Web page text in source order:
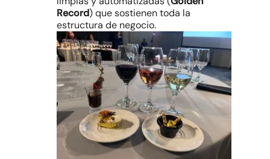
Record) que sostienen toda la
estructura de negocio.